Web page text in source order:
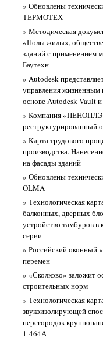
» Обновлены
ТЕРМОТЕХ
» Методическая
«Полы жилых,
зданий с применением
Баутехн
» Autodesk
управления
основе Autodesk Vault
» Компания
реструктурированный
» Карта трудового
производства.
на фасады зданий
» Обновлены
OLMA
» Технологическая
балконных, дверных
устройство тамбуров
серии
» Российский оконный
перемен
» «Сколково» заложит
строительных норм
» Технологическая
звукоизолирующей
перегородок
1-464А